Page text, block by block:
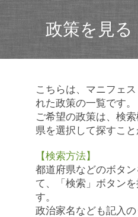
政策を見る
こちらは、マニフェ
れた政策の一覧です。
ご希望の政策は、検
県を選択して探すこと
【検索方法】
都道府県などのボタ
て、「検索」ボタン
す。
政治家名なども記入